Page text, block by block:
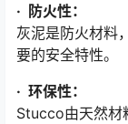
· 防火性：
灰泥是防火材料
要的安全特性。
· 环保性：
Stucco由天然材